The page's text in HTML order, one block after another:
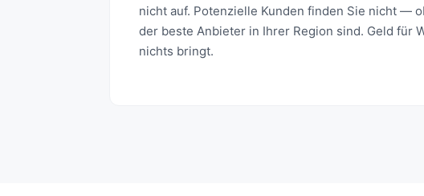
nicht auf. Potenzielle Kunden finden Sie nicht —
der beste Anbieter in Ihrer Region sind. Geld für
nichts bringt.